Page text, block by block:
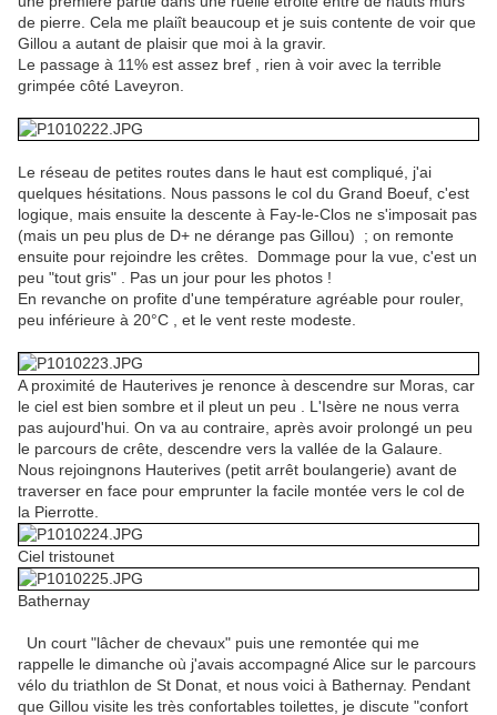
de pierre. Cela me plaiît beaucoup et je suis contente de voir que
Gillou a autant de plaisir que moi à la gravir.
Le passage à 11% est assez bref , rien à voir avec la terrible
grimpée côté Laveyron.
Le réseau de petites routes dans le haut est compliqué, j'ai
quelques hésitations. Nous passons le col du Grand Boeuf, c'est
logique, mais ensuite la descente à Fay-le-Clos ne s'imposait pas
(mais un peu plus de D+ ne dérange pas Gillou) ; on remonte
ensuite pour rejoindre les crêtes. Dommage pour la vue, c'est un
peu "tout gris" . Pas un jour pour les photos !
En revanche on profite d'une température agréable pour rouler,
peu inférieure à 20°C , et le vent reste modeste.
A proximité de Hauterives je renonce à descendre sur Moras, car
le ciel est bien sombre et il pleut un peu . L'Isère ne nous verra
pas aujourd'hui. On va au contraire, après avoir prolongé un peu
le parcours de crête, descendre vers la vallée de la Galaure.
Nous rejoingnons Hauterives (petit arrêt boulangerie) avant de
traverser en face pour emprunter la facile montée vers le col de
la Pierrotte.
Ciel tristounet
Bathernay
Un court "lâcher de chevaux" puis une remontée qui me
rappelle le dimanche où j'avais accompagné Alice sur le parcours
vélo du triathlon de St Donat, et nous voici à Bathernay. Pendant
que Gillou visite les très confortables toilettes, je discute "confort